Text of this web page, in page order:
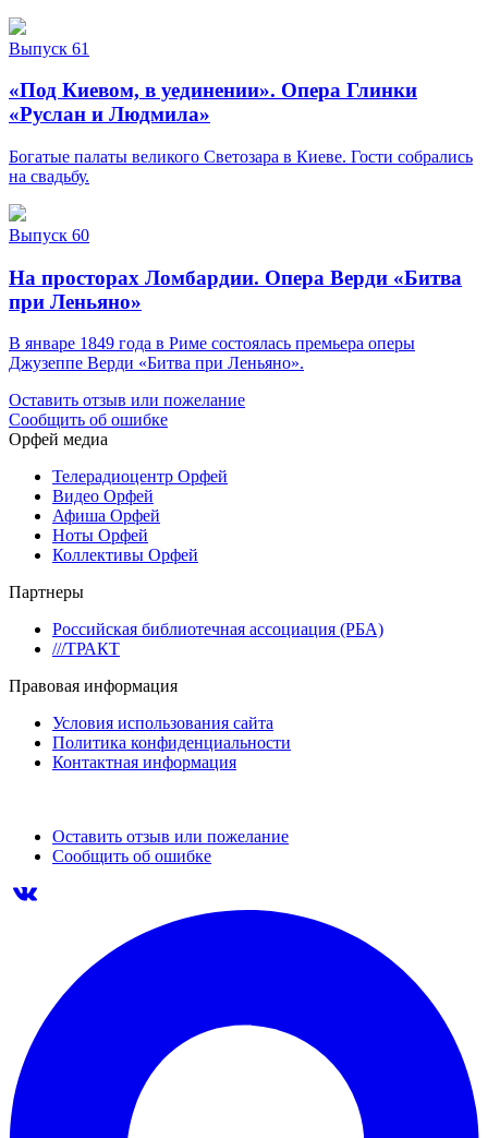
Выпуск 61
«Под Киевом, в уединении». Опера Глинки
«Руслан и Людмила»
Богатые палаты великого Светозара в Киеве. Гости собрались
на свадьбу.
Выпуск 60
На просторах Ломбардии. Опера Верди «Битва
при Леньяно»
В январе 1849 года в Риме состоялась премьера оперы
Джузеппе Верди «Битва при Леньяно».
Оставить отзыв или пожелание
Сообщить об ошибке
Орфей медиа
Телерадиоцентр Орфей
Видео Орфей
Афиша Орфей
Ноты Орфей
Коллективы Орфей
Партнеры
Российская библиотечная ассоциация (РБА)
///ТРАКТ
Правовая информация
Условия использования сайта
Политика конфиденциальности
Контактная информация
Оставить отзыв или пожелание
Сообщить об ошибке